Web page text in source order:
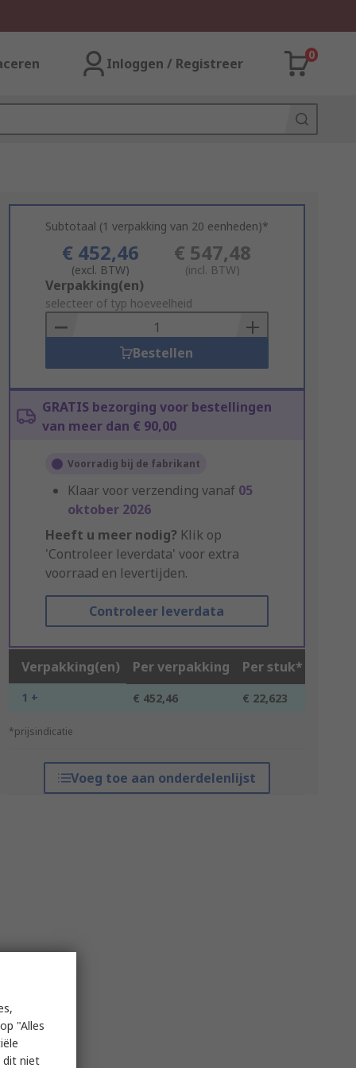
Inloggen / Registreer
0
Subtotaal (1 verpakking van 20 eenheden)*
€ 452,46
(excl. BTW)
€ 547,48
(incl. BTW)
Add
to
Basket
Verpakking(en)
selecteer of typ hoeveelheid
Bestellen
GRATIS bezorging voor bestellingen
van meer dan € 90,00
Voorradig bij de fabrikant
Klaar voor verzending vanaf 05
oktober 2026
Heeft u meer nodig? Klik op
'Controleer leverdata' voor extra
voorraad en levertijden.
Controleer leverdata
Verpakking(en) Per verpakking Per stuk*
1 + € 452,46 € 22,623
*prijsindicatie
Voeg toe aan onderdelenlijst
"Alles
dit niet